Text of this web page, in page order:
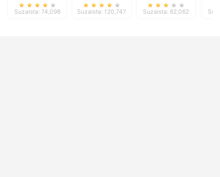
Suzaista: 74,098 Suzaista: 120,747 Suzaista: 62,062